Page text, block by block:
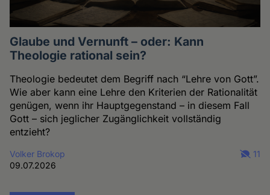
Glaube und Vernunft – oder: Kann
Theologie rational sein?
Theologie bedeutet dem Begriff nach “Lehre von Gott”.
Wie aber kann eine Lehre den Kriterien der Rationalität
genügen, wenn ihr Hauptgegenstand – in diesem Fall
Gott – sich jeglicher Zugänglichkeit vollständig
entzieht?
Volker Brokop
09.07.2026
11